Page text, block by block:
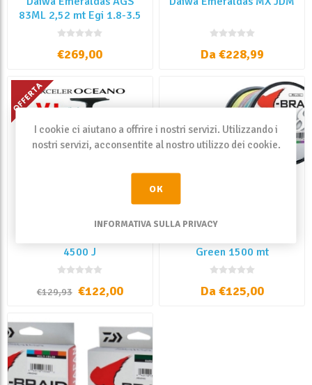
83ML 2,52 mt Egi 1.8-3.5
€269,00 Da €228,99
4500 J
€129,93 €122,00
Green 1500 mt
Da €125,00
I cookie ci aiutano a offrire i nostri servizi. Utilizzando i
nostri servizi, acconsentite al nostro utilizzo dei cookie.
OK
INFORMATIVA SULLA PRIVACY